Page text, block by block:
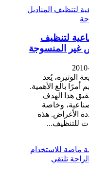
صناعية لتنظيف
غير المنسوجة
الوتيرة، يُعد
أمرًا بالغ الأهمية.
هذا الهدف
وخاصة
الأغراض. هذه
للتنظيف...